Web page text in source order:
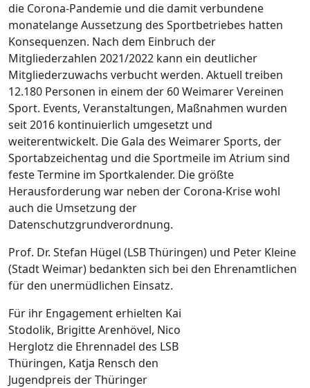
die Corona-Pandemie und die damit verbundene
monatelange Aussetzung des Sportbetriebes hatten
Konsequenzen. Nach dem Einbruch der
Mitgliederzahlen 2021/2022 kann ein deutlicher
Mitgliederzuwachs verbucht werden. Aktuell treiben
12.180 Personen in einem der 60 Weimarer Vereinen
Sport. Events, Veranstaltungen, Maßnahmen wurden
seit 2016 kontinuierlich umgesetzt und
weiterentwickelt. Die Gala des Weimarer Sports, der
Sportabzeichentag und die Sportmeile im Atrium sind
feste Termine im Sportkalender. Die größte
Herausforderung war neben der Corona-Krise wohl
auch die Umsetzung der
Datenschutzgrundverordnung.
Prof. Dr. Stefan Hügel (LSB Thüringen) und Peter Kleine
(Stadt Weimar) bedankten sich bei den Ehrenamtlichen
für den unermüdlichen Einsatz.
Für ihr Engagement erhielten Kai
Stodolik, Brigitte Arenhövel, Nico
Herglotz die Ehrennadel des LSB
Thüringen, Katja Rensch den
Jugendpreis der Thüringer